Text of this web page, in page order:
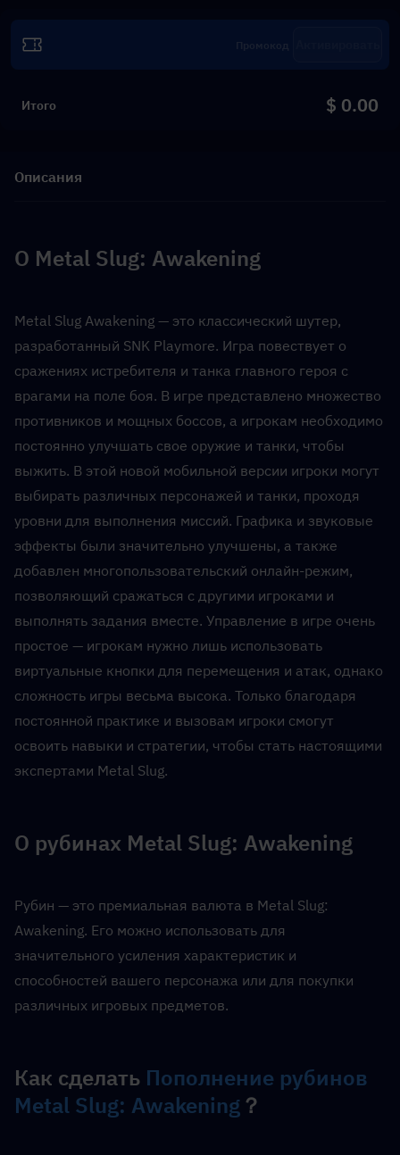
Итого $ 0.00
Описания
О Metal Slug: Awakening
Metal Slug Awakening — это классический шутер,
разработанный SNK Playmore. Игра повествует о
сражениях истребителя и танка главного героя с
врагами на поле боя. В игре представлено множество
противников и мощных боссов, а игрокам необходимо
постоянно улучшать свое оружие и танки, чтобы
выжить. В этой новой мобильной версии игроки могут
выбирать различных персонажей и танки, проходя
уровни для выполнения миссий. Графика и звуковые
эффекты были значительно улучшены, а также
добавлен многопользовательский онлайн-режим,
позволяющий сражаться с другими игроками и
выполнять задания вместе. Управление в игре очень
простое — игрокам нужно лишь использовать
виртуальные кнопки для перемещения и атак, однако
сложность игры весьма высока. Только благодаря
постоянной практике и вызовам игроки смогут
освоить навыки и стратегии, чтобы стать настоящими
экспертами Metal Slug.
О рубинах Metal Slug: Awakening
Рубин — это премиальная валюта в Metal Slug:
Awakening. Его можно использовать для
значительного усиления характеристик и
способностей вашего персонажа или для покупки
различных игровых предметов.
Как сделать Пополнение рубинов
Metal Slug: Awakening？